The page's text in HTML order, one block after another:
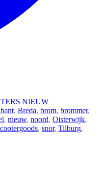
NIEUW
, Breda, brom, brommer,
, nieuw, noord, Oisterwijk,
, snor, Tilburg,